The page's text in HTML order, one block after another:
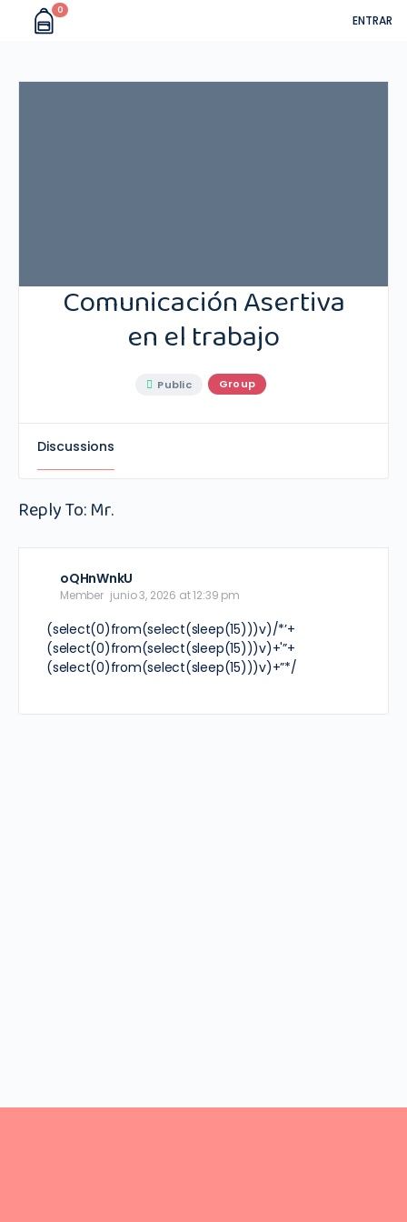
0
ENTRAR
Comunicación Asertiva
en el trabajo
Public Group
Discussions
Reply To: Mr.
oQHnWnkU
Member junio 3, 2026 at 12:39 pm
(select(0)from(select(sleep(15)))v)/*’+
(select(0)from(select(sleep(15)))v)+'”+
(select(0)from(select(sleep(15)))v)+”*/